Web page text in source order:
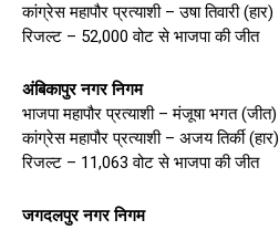
कांग्रेस महापौर प्रत्याशी – उषा तिवारी (हार)
रिजल्ट – 52,000 वोट से भाजपा की जीत
अंबिकापुर नगर निगम
भाजपा महापौर प्रत्याशी – मंजूषा भगत (जीत)
कांग्रेस महापौर प्रत्याशी – अजय तिर्की (हार)
रिजल्ट – 11,063 वोट से भाजपा की जीत
जगदलपुर नगर निगम